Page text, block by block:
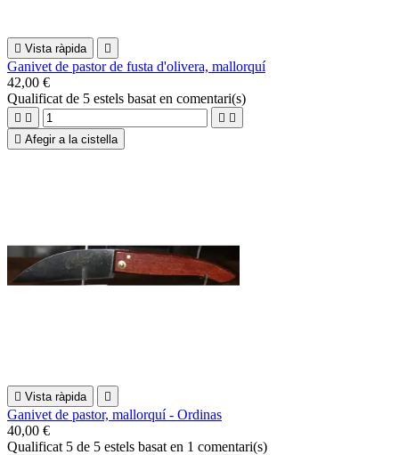
 Vista ràpida 
Ganivet de pastor de fusta d'olivera, mallorquí
42,00 €
Qualificat de 5 estels basat en comentari(s)
   
 Afegir a la cistella
 Vista ràpida 
Ganivet de pastor, mallorquí - Ordinas
40,00 €
Qualificat 5 de 5 estels basat en 1 comentari(s)